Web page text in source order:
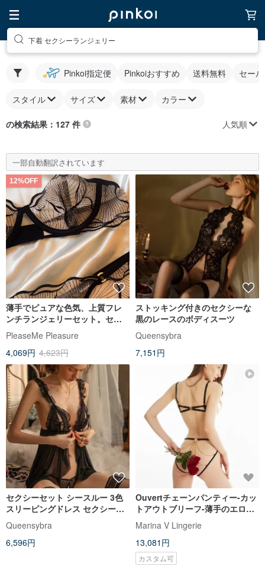
下着 セクシーランジェリー
Pinkoi指定便 Pinkoiおすすめ 送料無料 セー
スタイル サイズ 素材 カラー
の検索結果：127 件 人気順
一部自動翻訳されています
12%OFF
薄手でピュアな色気、上質フレ
ンチランジェリーセット。セン
シュアルな装いを叶える、洗練
されたブラジャー。
PleaseMe Pleasure
4,069円 4,623円
ストッキング付きのセクシーな
黒のレースのボディスーツ
Queensybra
7,151円
セクシーセット シースルー 3色
スリーピングドレス セクシーラ
ンジェリー
Queensybra
6,596円
Ouvertチェーンパンティー-カッ
トアウトブリーフ-薄手のエロラ
ンジェリー-カットアウト下着
Marina V Lingerie
13,081円
カスタム可